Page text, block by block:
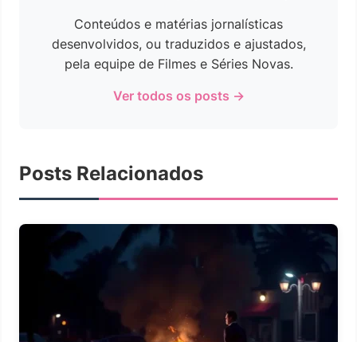
Conteúdos e matérias jornalísticas
desenvolvidos, ou traduzidos e ajustados,
pela equipe de Filmes e Séries Novas.
Ver todos os posts →
Posts Relacionados